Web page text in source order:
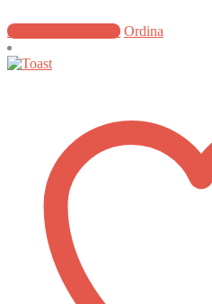
Aggiungi al carrello Ordina